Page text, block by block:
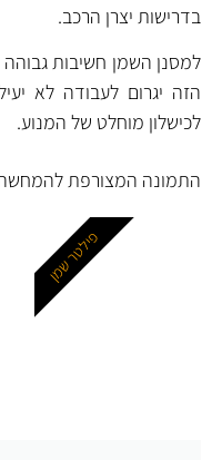
בדרישות יצרן הרכב.
למסנן השמן חשיבות
הזה יגרום לעבודה לא
לכישלון מוחלט של המנוע.
התמונה המצורפת
פילטר שמן